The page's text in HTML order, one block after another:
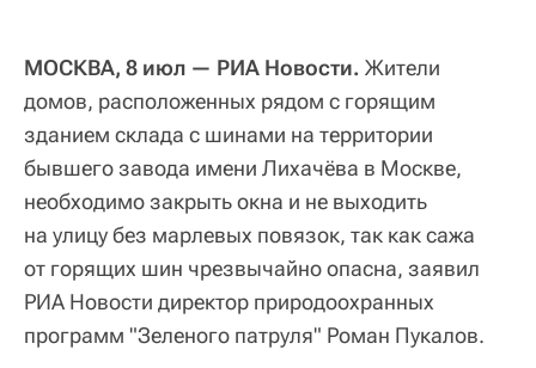
МОСКВА, 8 июл — РИА Новости. Жители
домов, расположенных рядом с горящим
зданием склада с шинами на территории
бывшего завода имени Лихачёва в Москве,
необходимо закрыть окна и не выходить
на улицу без марлевых повязок, так как сажа
от горящих шин чрезвычайно опасна, заявил
РИА Новости директор природоохранных
программ "Зеленого патруля" Роман Пукалов.